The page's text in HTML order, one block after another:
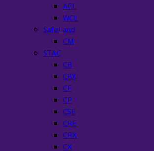
ACL
WCL
SafeLand
CM
STAC
CB
CBX
CF
CP
CSE
CRE
CRX
CX